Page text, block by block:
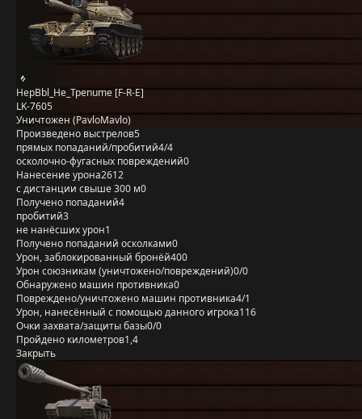
HepBbl_He_Tpenume [F-R-E]
LK-7605
Уничтожен (PavloMavlo)
Произведено выстрелов5
прямых попаданий/пробитий4/4
осколочно-фугасных повреждений0
Нанесение урона2612
с дистанции свыше 300 м0
Получено попаданий4
пробитий3
не нанёсших урон1
Получено попаданий осколками0
Урон, заблокированный бронёй400
Урон союзникам (уничтожено/повреждений)0/0
Обнаружено машин противника0
Повреждено/уничтожено машин противника4/1
Урон, нанесённый с помощью данного игрока116
Очки захвата/защиты базы0/0
Пройдено километров1,4
Закрыть